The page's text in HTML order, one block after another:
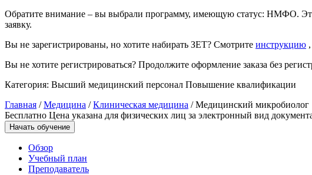
промышленности
Управление охраной труда.
Допуски
Безопасность труда
Обратите внимание – вы выбрали программу, имеющую статус: НМФО.
заявку.
Вы не зарегистрированы, но хотите набирать ЗЕТ? Смотрите инструкцию
Вы не хотите регистрироваться? Продолжите оформление заказа без
Категория: Высший медицинский персонал Повышение квалификации
Главная /Медицина /Клиническая медицина / Медицинский микробиолог
Бесплатно Цена указана для физических лиц за электронный вид
Начать обучение
Обзор
Учебный план
Преподаватель